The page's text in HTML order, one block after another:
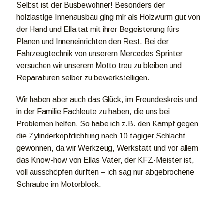
Selbst ist der Busbewohner! Besonders der
holzlastige Innenausbau ging mir als Holzwurm gut von
der Hand und Ella tat mit ihrer Begeisterung fürs
Planen und Inneneinrichten den Rest. Bei der
Fahrzeugtechnik von unserem Mercedes Sprinter
versuchen wir unserem Motto treu zu bleiben und
Reparaturen selber zu bewerkstelligen.
Wir haben aber auch das Glück, im Freundeskreis und
in der Familie Fachleute zu haben, die uns bei
Problemen helfen. So habe ich z.B. den Kampf gegen
die Zylinderkopfdichtung nach 10 tägiger Schlacht
gewonnen, da wir Werkzeug, Werkstatt und vor allem
das Know-how von Ellas Vater, der KFZ-Meister ist,
voll ausschöpfen durften – ich sag nur abgebrochene
Schraube im Motorblock.